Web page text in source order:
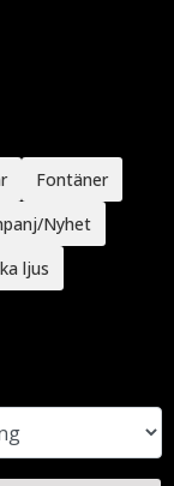
Fontäner
Nyhet
ljus